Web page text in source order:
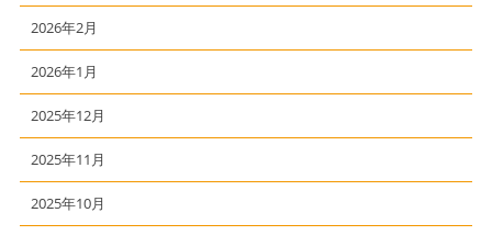
2026年2月
2026年1月
2025年12月
2025年11月
2025年10月